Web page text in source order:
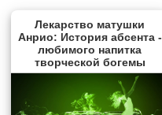
Лекарство матушки
Анрио: История абсента -
любимого напитка
творческой богемы